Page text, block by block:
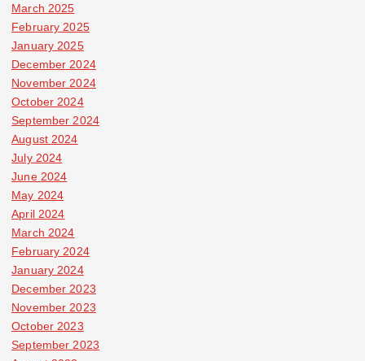
March 2025
February 2025
January 2025
December 2024
November 2024
October 2024
September 2024
August 2024
July 2024
June 2024
May 2024
April 2024
March 2024
February 2024
January 2024
December 2023
November 2023
October 2023
September 2023